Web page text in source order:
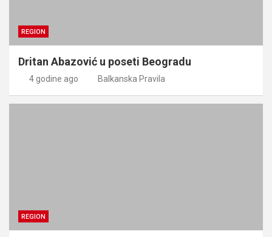
REGION
Dritan Abazović u poseti Beogradu
4 godine ago Balkanska Pravila
REGION